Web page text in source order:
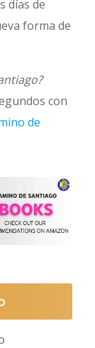
días de
forma de
con
de